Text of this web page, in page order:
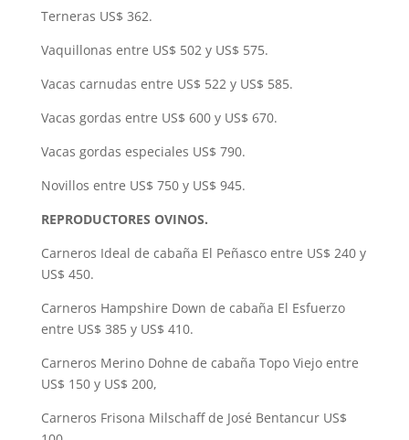
Terneras US$ 362.
Vaquillonas entre US$ 502 y US$ 575.
Vacas carnudas entre US$ 522 y US$ 585.
Vacas gordas entre US$ 600 y US$ 670.
Vacas gordas especiales US$ 790.
Novillos entre US$ 750 y US$ 945.
REPRODUCTORES OVINOS.
Carneros Ideal de cabaña El Peñasco entre US$ 240 y
US$ 450.
Carneros Hampshire Down de cabaña El Esfuerzo
entre US$ 385 y US$ 410.
Carneros Merino Dohne de cabaña Topo Viejo entre
US$ 150 y US$ 200,
Carneros Frisona Milschaff de José Bentancur US$